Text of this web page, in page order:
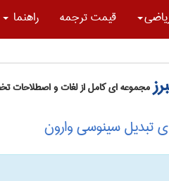
قیمت ترجمه راهنما
مجموعه ای کامل از لغات و اصطلاحات
تبدیل سینوسی وارون